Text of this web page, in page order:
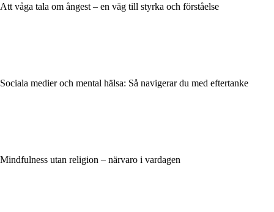
Att våga tala om ångest – en väg till styrka och förståelse
Sociala medier och mental hälsa: Så navigerar du med eftertanke
Mindfulness utan religion – närvaro i vardagen